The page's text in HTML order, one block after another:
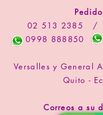
02 513 2385
0998 888850
Versalles y General
Quito -
Correos a su